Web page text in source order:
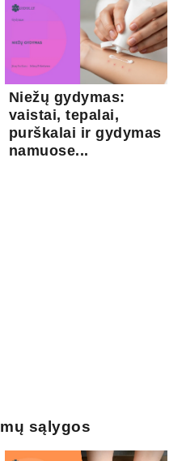
Niežų gydymas:
vaistai, tepalai,
purškalai ir gydymas
namuose...
sąlygos